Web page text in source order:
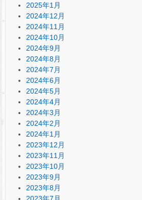
2025年1月
2024年12月
2024年11月
2024年10月
2024年9月
2024年8月
2024年7月
2024年6月
2024年5月
2024年4月
2024年3月
2024年2月
2024年1月
2023年12月
2023年11月
2023年10月
2023年9月
2023年8月
2023年7月